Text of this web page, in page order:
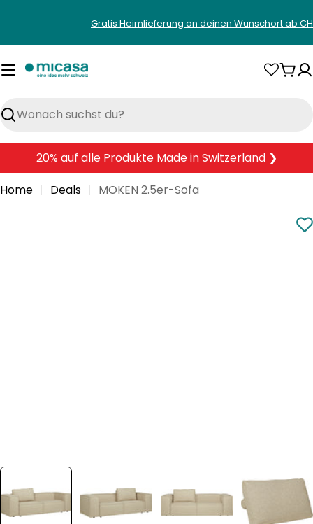
springen
Gratis Heimlieferung an deinen Wunschort ab
Suchen
20% auf alle Produkte Made in Switzerland ❯
Home
Deals MOKEN 2.5er-Sofa